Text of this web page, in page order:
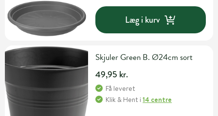
Læg i kurv
Skjuler Green B. Ø24cm sort
49,95 kr.
Få leveret
Klik & Hent i14 centre